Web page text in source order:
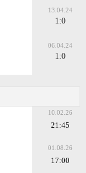
13.04.24
1:0
06.04.24
1:0
10.02.26
21:45
01.08.26
17:00